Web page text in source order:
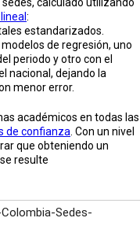
:
estandarizados.
de regresión, uno
periodo y otro con el
nacional, dejando la
menor error.
académicos en todas las
de confianza . Con un nivel
que obteniendo un
resulte